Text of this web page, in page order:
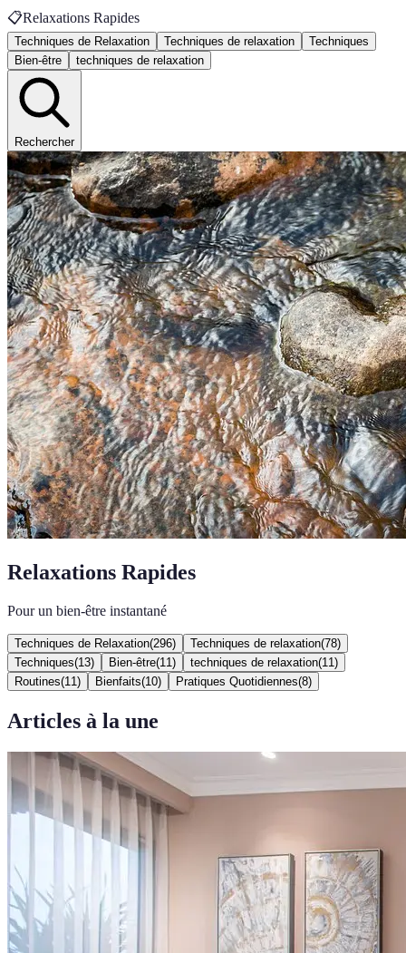
📋Relaxations Rapides
Techniques de Relaxation Techniques de relaxation
Techniques
Bien-être
techniques de relaxation
Rechercher
Relaxations Rapides
Pour un bien-être instantané
Techniques de Relaxation(296) Techniques de relaxation(78)
Techniques(13) Bien-être(11 ) techniques de relaxation(11 )
Routines(11 ) Bienfaits(10) Pratiques Quotidiennes(8)
Articles à la une